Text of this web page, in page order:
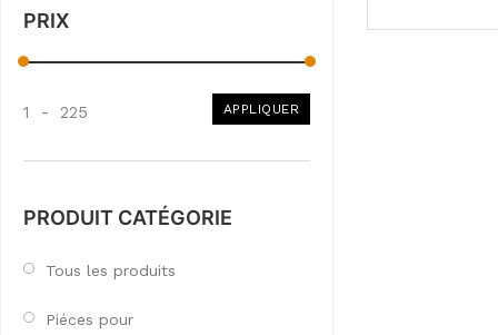
PRIX
1 - 225 APPLIQUER
PRODUIT CATÉGORIE
Tous les produits
Piéces pour